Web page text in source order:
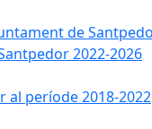
de
2022-2026
al període 2018-2022